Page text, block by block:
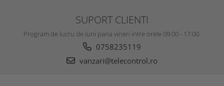
SUPORT CLIENTI
Program de lucru de luni pana vineri intre orele 09:00 - 17:00.
0758235119
vanzari@telecontrol.ro